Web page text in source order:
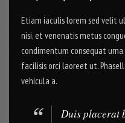
Etiam iaculis lorem sed velit
nisi, et venenatis metus
condimentum consequat
facilisis orci laoreet ut.
vehicula a.
Duis placerat